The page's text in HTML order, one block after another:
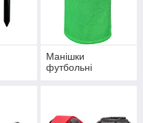
Манішки
футбольні